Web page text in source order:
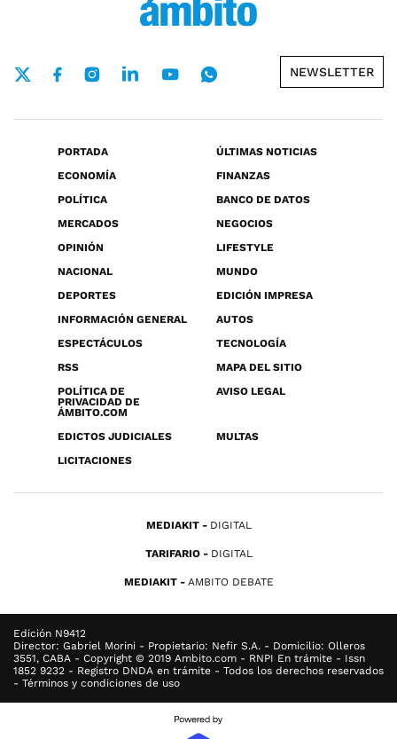
NEWSLETTER
PORTADA
ÚLTIMAS NOTICIAS
ECONOMÍA
FINANZAS
POLÍTICA
BANCO DE DATOS
MERCADOS
NEGOCIOS
OPINIÓN
LIFESTYLE
NACIONAL
MUNDO
DEPORTES
EDICIÓN IMPRESA
INFORMACIÓN GENERAL
AUTOS
ESPECTÁCULOS
TECNOLOGÍA
RSS
MAPA DEL SITIO
POLÍTICA DE
PRIVACIDAD DE
ÁMBITO.COM
AVISO LEGAL
EDICTOS JUDICIALES
MULTAS
LICITACIONES
MEDIAKIT DIGITAL
TARIFARIO DIGITAL
MEDIAKIT AMBITO DEBATE
Edición N9412
Director: Gabriel Morini - Propietario: Nefir S.A. - Domicilio: Olleros
3551, CABA - Copyright © 2019 Ambito.com - RNPI En trámite - Issn
1852 9232 - Registro DNDA en trámite - Todos los derechos reservados
- Términos y condiciones de uso